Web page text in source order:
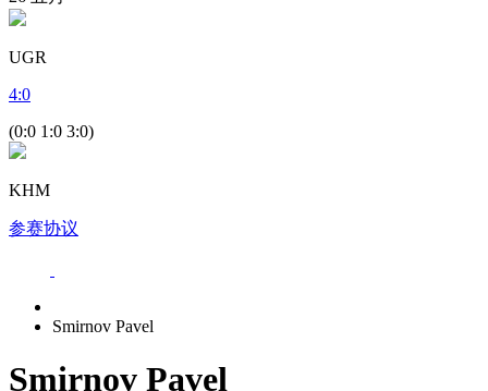
UGR
4:0
(0:0 1:0 3:0)
KHM
参赛协议
Smirnov Pavel
Smirnov Pavel